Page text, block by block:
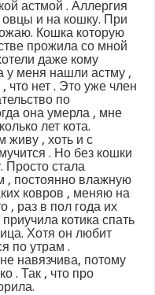
астмой . Аллергия
и на кошку. При
Кошка которую
прожила со мной
даже кому
у меня нашли астму ,
что нет . Это уже член
по
она умерла , мне
лет кота.
живу , хоть и с
. Но без кошки
Просто стала
, постоянно влажную
ковров , меняю на
, раз в пол года их
котика спать
Хотя он любит
по утрам .
навязчива, потому
. Так , что про